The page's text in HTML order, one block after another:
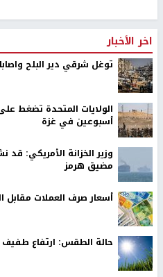
اخر الأخبار
توغل شرقي دير البلح
الولايات المتحدة تضغط
أسبوعين في غزة
وزير الخزانة الأمريكي: قد
مضيق هرمز
أسعار صرف العملات مقابل
حالة الطقس: ارتفاع طفيف